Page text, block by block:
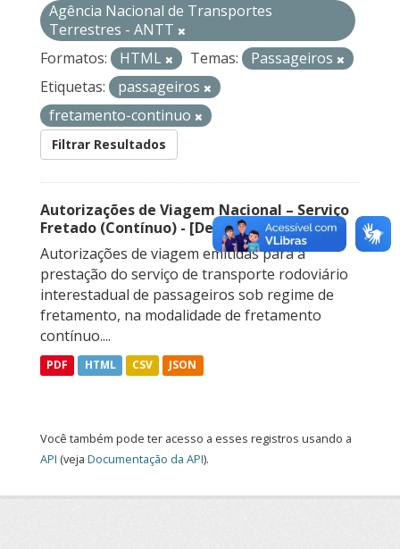
Agência Nacional de Transportes
Terrestres - ANTT
Formatos:
HTML Temas:
Passageiros
Etiquetas:
passageiros
fretamento-continuo
Filtrar Resultados
Autorizações de Viagem Nacional – Serviço
Fretado (Contínuo) - [Descontinuado]
Autorizações de viagem emitidas para a
prestação do serviço de transporte rodoviário
interestadual de passageiros sob regime de
fretamento, na modalidade de fretamento
contínuo....
PDF HTML CSV JSON
Você também pode ter acesso a esses registros usando a
API (veja Documentação da API).